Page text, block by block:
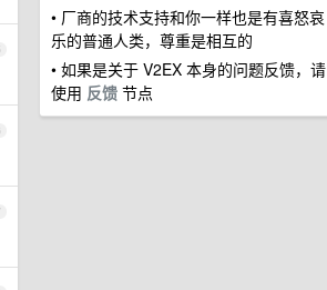
• 厂商的技术支持和你一样也是有喜怒哀
乐的普通人类，尊重是相互的
• 如果是关于 V2EX 本身的问题反馈，请
使用 反馈 节点